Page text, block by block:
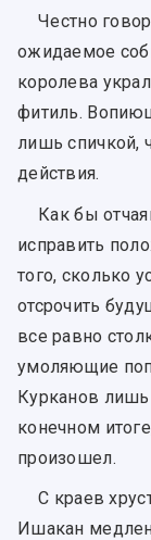
Честно
ожидаемое
королева
фитиль.
лишь спичкой,
действия.
Как бы
исправить
того, сколько
отсрочить
все равно
умоляющие
Курканов
конечном
произошел.
С краев
Ишакан